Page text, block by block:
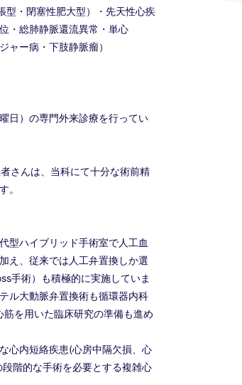
型・閉塞性肥大型）・先天性心疾
・総肺静脈還流異常・単心
ャー病・下肢静脈瘤）
日）の専門外来診療を行ってい
さんは、当科にて十分な術前精
。
型ハイブリッド手術室で人工血
え、従来では人工弁置換しか選
手術）も積極的に実施していま
ル大動脈弁置換術も循環器内科
を用いた臨床研究の準備も進め
心内短絡疾患(心房中隔欠損、心
階的な手術を必要とする複雑心